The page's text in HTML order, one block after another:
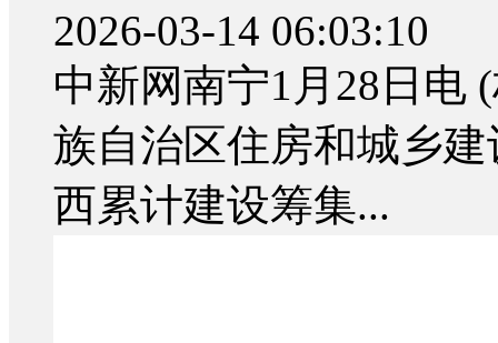
2026-03-14 06:03:10
中新网南宁1月28日电
族自治区住房和城乡
西累计建设筹集...